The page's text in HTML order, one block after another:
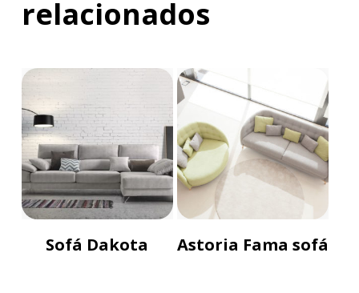
relacionados
Sofá Dakota Astoria Fama sofá